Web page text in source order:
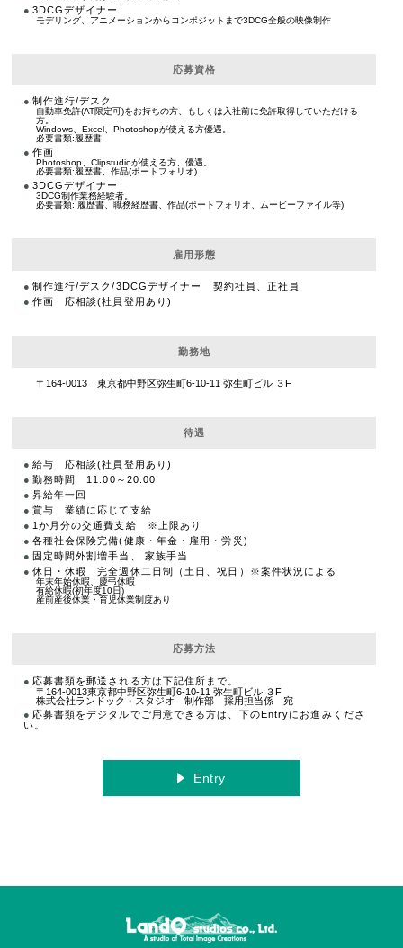
3DCGデザイナー
モデリング、アニメーションからコンポジットまで3DCG全般の映像制作
応募資格
制作進行/デスク
自動車免許(AT限定可)をお持ちの方、もしくは入社前に免許取得していただける
方。
Windows、Excel、Photoshopが使える方優遇。
必要書類:履歴書
作画
Photoshop、Clipstudioが使える方、優遇。
必要書類:履歴書、作品(ポートフォリオ)
3DCGデザイナー
3DCG制作業務経験者。
必要書類: 履歴書、職務経歴書、作品(ポートフォリオ、ムービーファイル等)
雇用形態
制作進行/デスク/3DCGデザイナー 契約社員、正社員
作画 応相談(社員登用あり)
勤務地
〒164-0013 東京都中野区弥生町6-10-11 弥生町ビル ３F
待遇
給与 応相談(社員登用あり)
勤務時間 11:00～20:00
昇給年一回
賞与 業績に応じて支給
1か月分の交通費支給 ※上限あり
各種社会保険完備(健康・年金・雇用・労災)
固定時間外割増手当、 家族手当
休日・休暇 完全週休二日制（土日、祝日）※案件状況による
年末年始休暇、慶弔休暇
有給休暇(初年度10日)
産前産後休業・育児休業制度あり
応募方法
応募書類を郵送される方は下記住所まで。
〒164-0013東京都中野区弥生町6-10-11 弥生町ビル ３F
株式会社ランドック・スタジオ 制作部 採用担当係 宛
応募書類をデジタルでご用意できる方は、下のEntryにお進みくださ
い。
Entry